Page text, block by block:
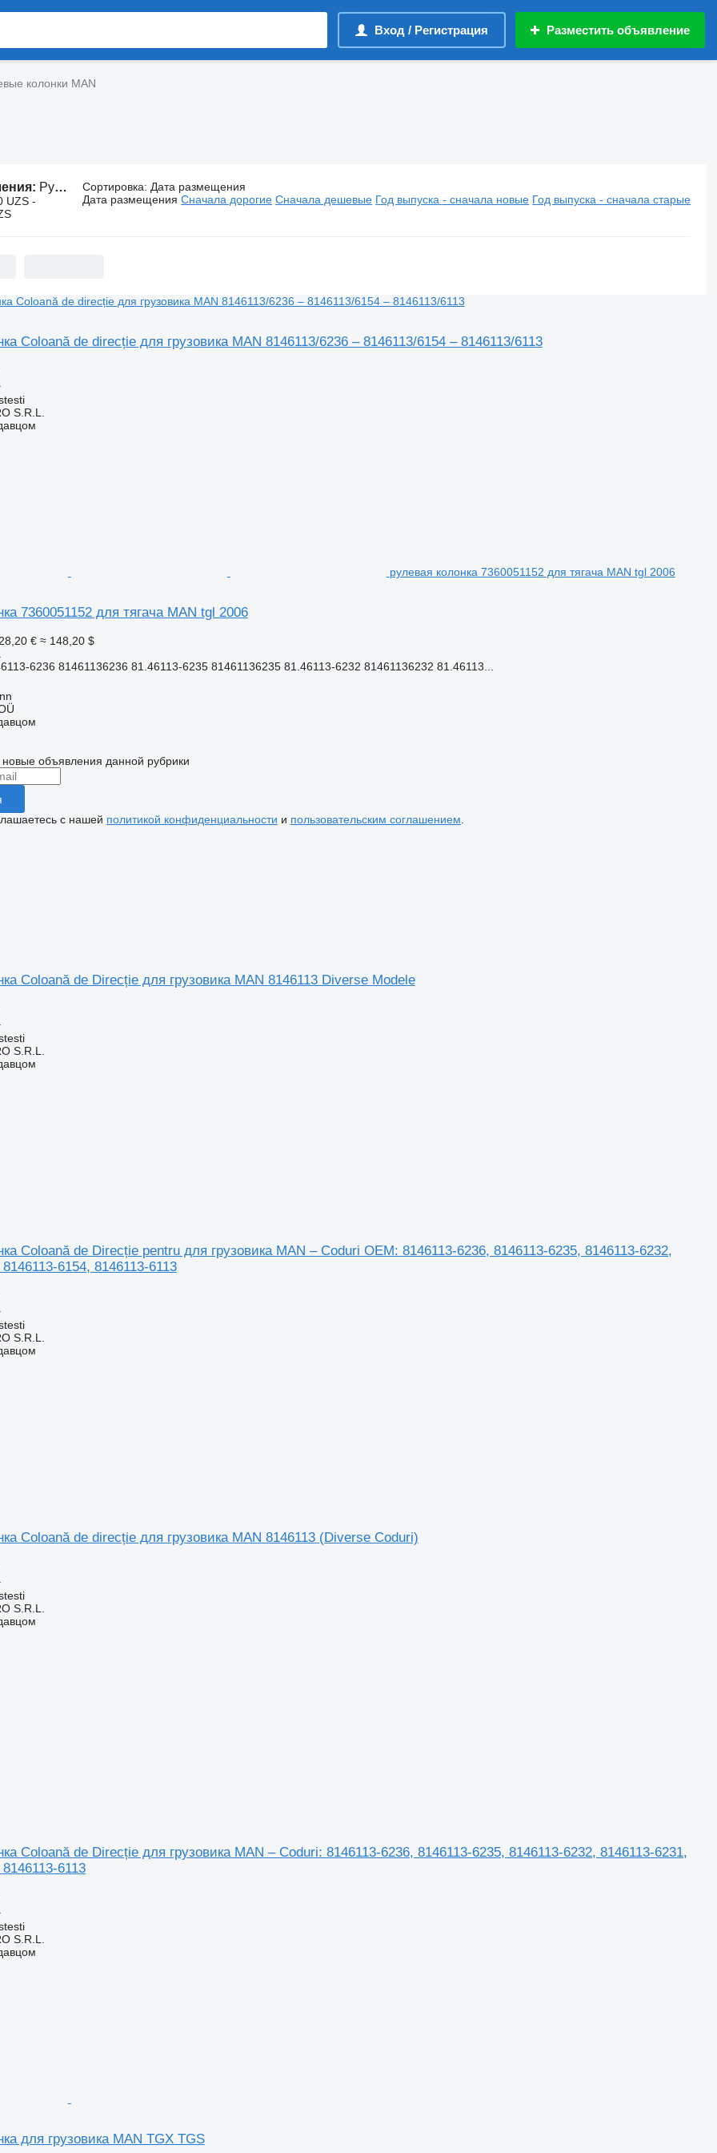
Вход / Регистрация Разместить объявление
колонки MAN
Рулевые колонки MAN
UZS -
Сортировка: Дата размещения
Дата размещения Сначала дорогие Сначала дешевые Год выпуска - сначала новые Год выпуска - сначала старые
Coloană de direcție для грузовика MAN 8146113/6236 – 8146113/6154 – 8146113/6113
S.R.L.
рулевая колонка 7360051152 для тягача MAN tgl 2006
7360051152 для тягача MAN tgl 2006
€ ≈ 148,20 $
6236 81461136236 81.46113-6235 81461136235 81.46113-6232 81461136232 81.46113...
объявления данной рубрики
с нашей политикой конфиденциальности и пользовательским соглашением
Coloană de Direcție для грузовика MAN 8146113 Diverse Modele
S.R.L.
Coloană de Direcție pentru для грузовика MAN – Coduri OEM: 8146113-6236, 8146113-6235, 8146113-6232,
6154, 8146113-6113
S.R.L.
Coloană de direcție для грузовика MAN 8146113 (Diverse Coduri)
S.R.L.
Coloană de Direcție для грузовика MAN – Coduri: 8146113-6236, 8146113-6235, 8146113-6232, 8146113-6231,
6113
S.R.L.
для грузовика MAN TGX TGS